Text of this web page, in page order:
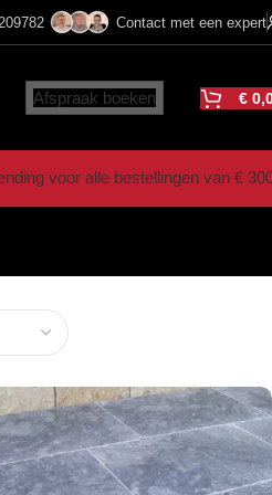
Contact met een expert
Afspraak boeken €
voor alle bestellingen van €